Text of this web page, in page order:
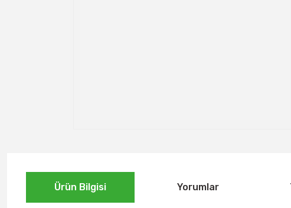
Ürün Bilgisi Yorumlar